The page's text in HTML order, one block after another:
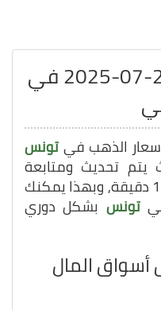
سعر الذهب بتاريخ 25-07-2025 في
الذهب فيتونس
يتم تحديث ومتابعة
كل 15 دقيقة, وبهذا يمكنك
تونس بشكل دوري
أسواق المال